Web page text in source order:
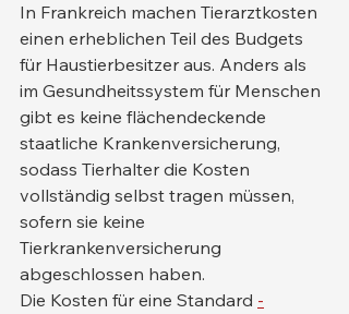
In Frankreich machen Tierarztkosten
einen erheblichen Teil des Budgets
für Haustierbesitzer aus. Anders als
im Gesundheitssystem für Menschen
gibt es keine flächendeckende
staatliche Krankenversicherung,
sodass Tierhalter die Kosten
vollständig selbst tragen müssen,
sofern sie keine
Tierkrankenversicherung
abgeschlossen haben.
Die Kosten für eine Standard -